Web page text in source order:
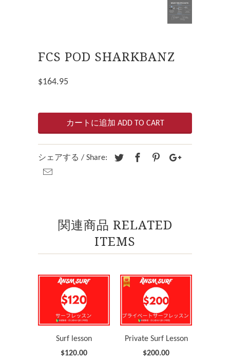
FCS POD SHARKBANZ
$164.95
カートに追加 ADD TO CART
シェアする / Share:
関連商品 RELATED
ITEMS
Surf lesson
$120.00
Private Surf Lesson
$200.00